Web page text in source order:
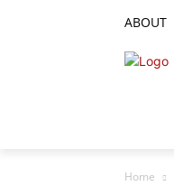
ABOUT
Home